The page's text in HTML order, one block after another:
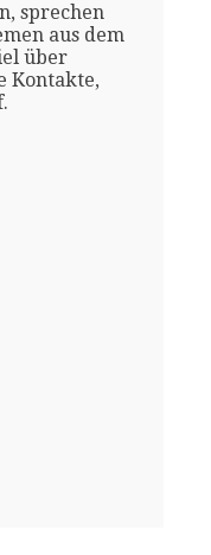
sprechen
aus dem
über
Kontakte,